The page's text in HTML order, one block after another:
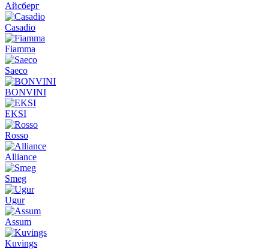
Айсберг
Casadio
Fiamma
Saeco
BONVINI
EKSI
Rosso
Alliance
Smeg
Ugur
Assum
Kuvings